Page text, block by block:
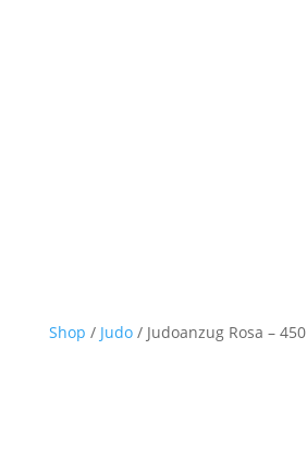
Shop / Judo/ Judoanzug Rosa – 450